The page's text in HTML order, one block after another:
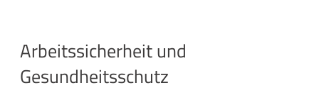
Arbeitssicherheit und
Gesundheitsschutz